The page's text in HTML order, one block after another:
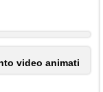
video animati